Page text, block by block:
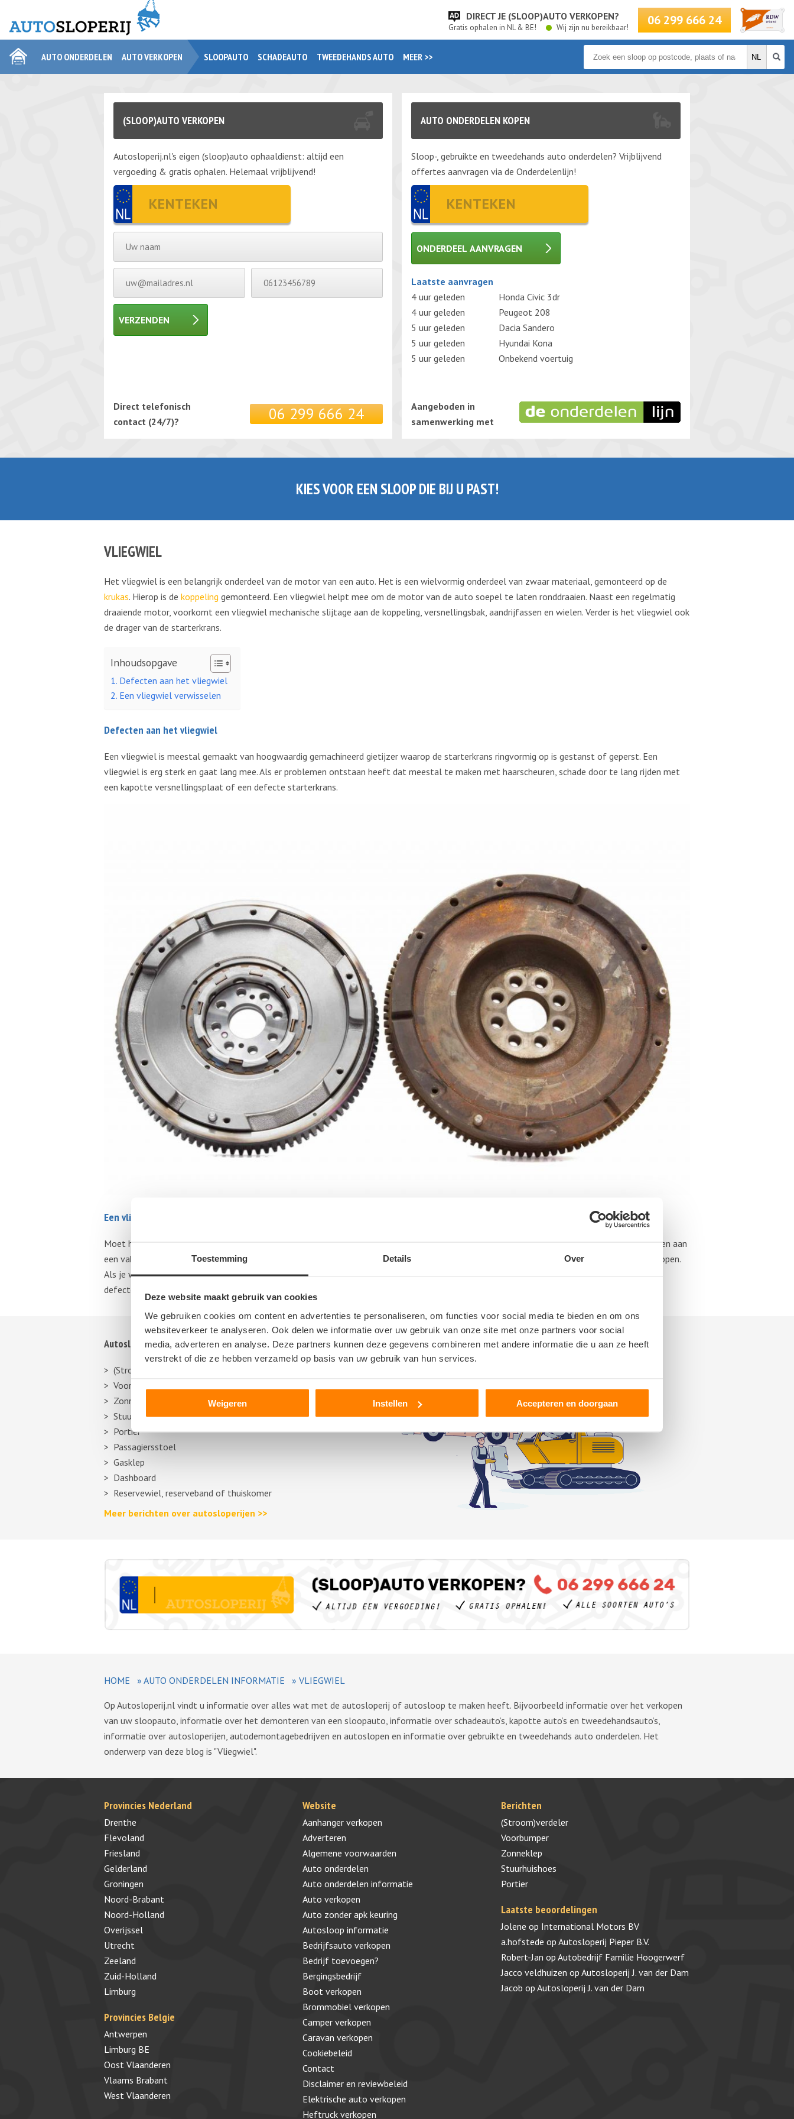
Toestemming Details Over
Deze website maakt gebruik van cookies
We gebruiken cookies om content en advertenties te personaliseren, om functies voor social media te bieden en om ons
websiteverkeer te analyseren. Ook delen we informatie over uw gebruik van onze site met onze partners voor social
media, adverteren en analyse. Deze partners kunnen deze gegevens combineren met andere informatie die u aan ze heeft
verstrekt of die ze hebben verzameld op basis van uw gebruik van hun services.
Weigeren Instellen Accepteren en doorgaan
DIRECT JE (SLOOP)AUTO VERKOPEN?
Gratis ophalen in NL & BE! Wij zijn nu bereikbaar! 06 299 666 24
AUTO ONDERDELEN AUTO VERKOPEN SLOOPAUTO SCHADEAUTO TWEEDEHANDS AUTO MEER >>
(SLOOP)AUTO VERKOPEN
Autosloperij.nl's eigen (sloop)auto ophaaldienst: altijd een
vergoeding & gratis ophalen. Helemaal vrijblijvend!
VERZENDEN
Direct telefonisch
contact (24/7)?
06 299 666 24
AUTO ONDERDELEN KOPEN
Sloop-, gebruikte en tweedehands auto onderdelen? Vrijblijvend
offertes aanvragen via de Onderdelenlijn!
ONDERDEEL AANVRAGEN
Gelieve dit veld leeg te laten.
Laatste aanvragen
4 uur geleden
Honda Civic 3dr
4 uur geleden
Peugeot 208
5 uur geleden
Dacia Sandero
5 uur geleden
Hyundai Kona
5 uur geleden
Onbekend voertuig
Aangeboden in
samenwerking met
KIES VOOR EEN SLOOP DIE BIJ U PAST!
VLIEGWIEL
Het vliegwiel is een belangrijk onderdeel van de motor van een auto. Het is een wielvormig onderdeel van zwaar materiaal, gemonteerd op de
krukas. Hierop is de koppeling gemonteerd. Een vliegwiel helpt mee om de motor van de auto soepel te laten ronddraaien. Naast een regelmatig
draaiende motor, voorkomt een vliegwiel mechanische slijtage aan de koppeling, versnellingsbak, aandrijfassen en wielen. Verder is het vliegwiel ook
de drager van de starterkrans.
Inhoudsopgave
Defecten aan het vliegwiel
Een vliegwiel verwisselen
Defecten aan het vliegwiel
Een vliegwiel is meestal gemaakt van hoogwaardig gemachineerd gietijzer waarop de starterkrans ringvormig op is gestanst of geperst. Een
vliegwiel is erg sterk en gaat lang mee. Als er problemen ontstaan heeft dat meestal te maken met haarscheuren, schade door te lang rijden met
een kapotte versnellingsplaat of een defecte starterkrans.
Een vliegwiel verwisselen
Moet het vliegwiel van je auto vervangen worden? Voor een ervaren sleutelaar is dit wellicht te doen. Maar het is beter om dit uit te besteden aan
een vakman, omdat het gaat om een cruciaal onderdeel van de motor van je auto. Een nieuwe onderdeel kun je online en in fysieke winkels kopen.
Als je wat wil besparen, kunt je ook op zoek gaan naar een tweedehands vliegwiel. Controleer het
defecten.
Autosloperij informatie
(Stroom)verdeler
Voorbumper
Zonneklep
Stuurhuishoes
Portier
Passagiersstoel
Gasklep
Dashboard
Reservewiel, reserveband of thuiskomer
Meer berichten over autosloperijen >>
HOME » AUTO ONDERDELEN INFORMATIE » VLIEGWIEL
Op Autosloperij.nl vindt u informatie over alles wat met de autosloperij of autosloop te maken heeft. Bijvoorbeeld informatie over het verkopen
van uw sloopauto, informatie over het demonteren van een sloopauto, informatie over schadeauto’s, kapotte auto’s en tweedehandsauto’s,
informatie over autosloperijen, autodemontagebedrijven en autoslopen en informatie over gebruikte en tweedehands auto onderdelen. Het
onderwerp van deze blog is "Vliegwiel".
Provincies Nederland
Drenthe
Flevoland
Friesland
Gelderland
Groningen
Noord-Brabant
Noord-Holland
Overijssel
Utrecht
Zeeland
Zuid-Holland
Limburg
Provincies Belgie
Antwerpen
Limburg BE
Oost Vlaanderen
Vlaams Brabant
West Vlaanderen
Website
Aanhanger verkopen
Adverteren
Algemene voorwaarden
Auto onderdelen
Auto onderdelen informatie
Auto verkopen
Auto zonder apk keuring
Autosloop informatie
Bedrijfsauto verkopen
Bedrijf toevoegen?
Bergingsbedrijf
Boot verkopen
Brommobiel verkopen
Camper verkopen
Caravan verkopen
Cookiebeleid
Contact
Disclaimer en reviewbeleid
Elektrische auto verkopen
Heftruck verkopen
Berichten
(Stroom)verdeler
Voorbumper
Zonneklep
Stuurhuishoes
Portier
Laatste beoordelingen
Jolene op International Motors BV
a.hofstede op Autosloperij Pieper B.V.
Robert-Jan op Autobedrijf Familie Hoogerwerf
Jacco veldhuizen op Autosloperij J. van der Dam
Jacob op Autosloperij J. van der Dam